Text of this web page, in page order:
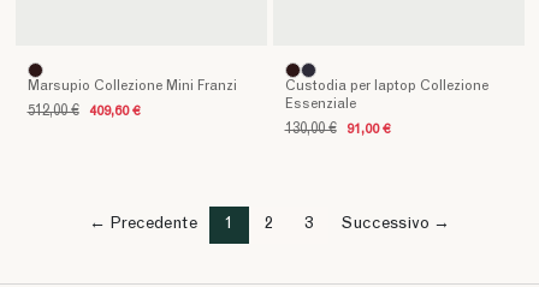
Marsupio Collezione Mini Franzi
512,00 € 409,60 €
Custodia per laptop Collezione
Essenziale
130,00 € 91,00 €
← Precedente 1 2 3 Successivo →